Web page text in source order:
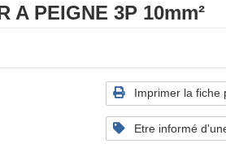
A PEIGNE 3P 10mm²
Imprimer la fiche
Etre informé